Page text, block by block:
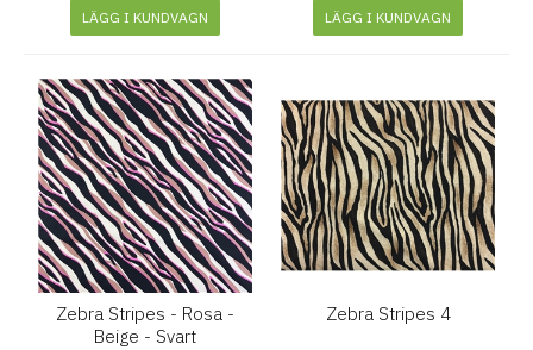
LÄGG I KUNDVAGN LÄGG I KUNDVAGN
Zebra Stripes - Rosa -
Beige - Svart
Zebra Stripes 4